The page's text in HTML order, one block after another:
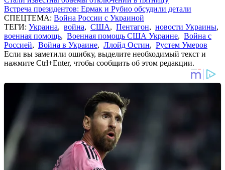
Встреча президентов: Ермак и Рубио обсудили детали
СПЕЦТЕМА: Война России с Украиной
ТЕГИ: Украина, война, США, Пентагон, новости Украины,
военная помощь, Военная помощь США Украине, Война с
Россией, Война в Украине, Ллойд Остин, Рустем Умеров
Если вы заметили ошибку, выделите необходимый текст и
нажмите Ctrl+Enter, чтобы сообщить об этом редакции.